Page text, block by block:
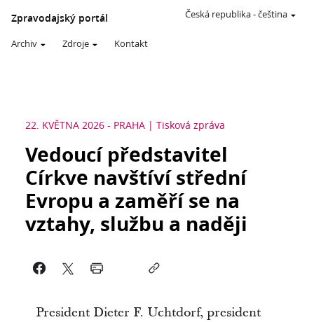
Zpravodajský portál
Archiv Zdroje Kontakt
Česká republika-čeština
22. KVĚTNA 2026 - PRAHA Tisková zpráva
Vedoucí představitel
Církve navštíví střední
Evropu a zaměří se na
vztahy, službu a naději
President Dieter F. Uchtdorf, president